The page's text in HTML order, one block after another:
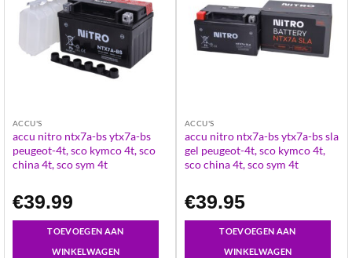
ACCU'S
accu nitro ntx7a-bs ytx7a-bs
peugeot-4t, sco kymco 4t, sco
china 4t, sco sym 4t
€39.99
TOEVOEGEN AAN
WINKELWAGEN
ACCU'S
accu nitro ntx7a-bs ytx7a-bs sla
gel peugeot-4t, sco kymco 4t,
sco china 4t, sco sym 4t
€39.95
TOEVOEGEN AAN
WINKELWAGEN